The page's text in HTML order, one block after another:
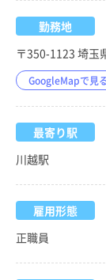
勤務地
〒350-1123 埼玉
GoogleMapで見
最寄り駅
川越駅
雇用形態
正職員